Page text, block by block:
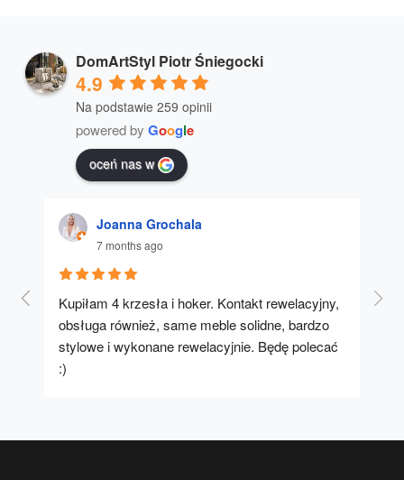
DomArtStyl Piotr Śniegocki
4.9
Na podstawie 259 opinii
powered by Google
oceń nas w
Joanna Grochala
7 months ago
Kupiłam 4 krzesła i hoker. Kontakt rewelacyjny,
obsługa również, same meble solidne, bardzo
stylowe i wykonane rewelacyjnie. Będę polecać
:)
A